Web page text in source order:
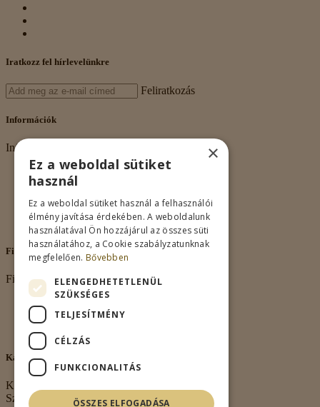
Iratkozz fel hírlevelünkre
Feliratkozás
Információk
Információk
Rólunk
Adatkezelés
Vásárlási feltételek
Nagykereskedelem
Kapcsolat
Fiókom
Fiókom
Fiókom
Rendeléseim
Kívánságlista
Kapcsolat
Kapcsolat
Székhely:
×
Ez a weboldal sütiket
használ
Ez a weboldal sütiket használ a felhasználói
élmény javítása érdekében. A weboldalunk
használatával Ön hozzájárul az összes süti
használatához, a Cookie szabályzatunknak
megfelelően. Bővebben
ELENGEDHETETLENÜL
SZÜKSÉGES
TELJESÍTMÉNY
CÉLZÁS
FUNKCIONALITÁS
ÖSSZES ELFOGADÁSA